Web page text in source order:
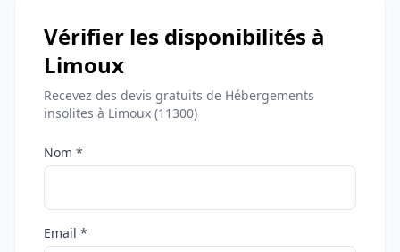
Vérifier les disponibilités à
Limoux
Recevez des devis gratuits de Hébergements
insolites à Limoux (11300)
Nom *
Email *